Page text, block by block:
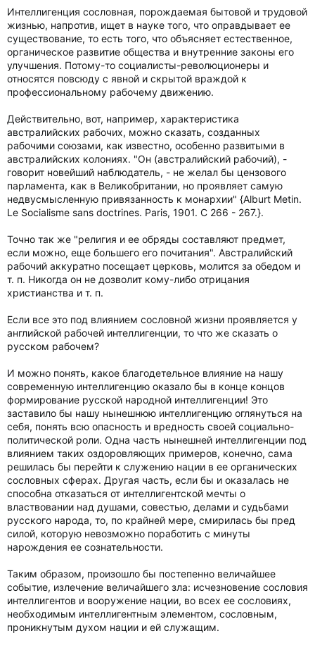
Интеллигенция сословная, порождаемая бытовой и трудовой
жизнью, напротив, ищет в науке того, что оправдывает ее
существование, то есть того, что объясняет естественное,
органическое развитие общества и внутренние законы его
улучшения. Потому-то социалисты-революционеры и
относятся повсюду с явной и скрытой враждой к
профессиональному рабочему движению.
Действительно, вот, например, характеристика
австралийских рабочих, можно сказать, созданных
рабочими союзами, как известно, особенно развитыми в
австралийских колониях. "Он (австралийский рабочий), -
говорит новейший наблюдатель, - не желал бы цензового
парламента, как в Великобритании, но проявляет самую
недвусмысленную привязанность к монархии" {Alburt Metin.
Le Socialisme sans doctrines. Paris, 1901. С 266 - 267.}.
Точно так же "религия и ее обряды составляют предмет,
если можно, еще большего его почитания". Австралийский
рабочий аккуратно посещает церковь, молится за обедом и
т. п. Никогда он не дозволит кому-либо отрицания
христианства и т. п.
Если все это под влиянием сословной жизни проявляется у
английской рабочей интеллигенции, то что же сказать о
русском рабочем?
И можно понять, какое благодетельное влияние на нашу
современную интеллигенцию оказало бы в конце концов
формирование русской народной интеллигенции! Это
заставило бы нашу нынешнюю интеллигенцию оглянуться на
себя, понять всю опасность и вредность своей социально-
политической роли. Одна часть нынешней интеллигенции под
влиянием таких оздоровляющих примеров, конечно, сама
решилась бы перейти к служению нации в ее органических
сословных сферах. Другая часть, если бы и оказалась не
способна отказаться от интеллигентской мечты о
властвовании над душами, совестью, делами и судьбами
русского народа, то, по крайней мере, смирилась бы пред
силой, которую невозможно поработить с минуты
нарождения ее сознательности.
Таким образом, произошло бы постепенно величайшее
событие, излечение величайшего зла: исчезновение сословия
интеллигентов и вооружение нации, во всех ее сословиях,
необходимым интеллигентным элементом, сословным,
проникнутым духом нации и ей служащим.